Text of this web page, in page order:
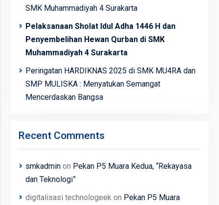
SMK Muhammadiyah 4 Surakarta
Pelaksanaan Sholat Idul Adha 1446 H dan
Penyembelihan Hewan Qurban di SMK
Muhammadiyah 4 Surakarta
Peringatan HARDIKNAS 2025 di SMK MU4RA dan
SMP MULISKA : Menyatukan Semangat
Mencerdaskan Bangsa
Recent Comments
smkadminon Pekan P5 Muara Kedua, “Rekayasa
dan Teknologi”
digitalisasi technologeek on Pekan P5 Muara